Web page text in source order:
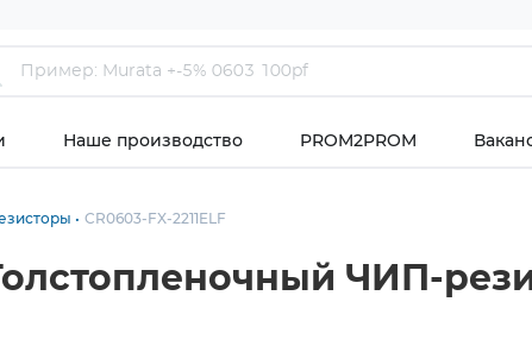
Наше производство PROM2PROM
CR0603-FX-2211ELF
ЧИП-